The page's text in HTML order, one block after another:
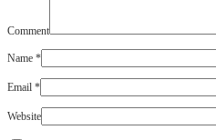
Comment
Name *
Email *
Website